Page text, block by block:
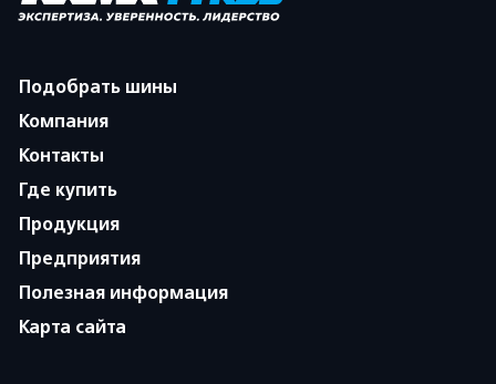
Подобрать шины
Компания
Контакты
Где купить
Продукция
Предприятия
Полезная информация
Карта сайта